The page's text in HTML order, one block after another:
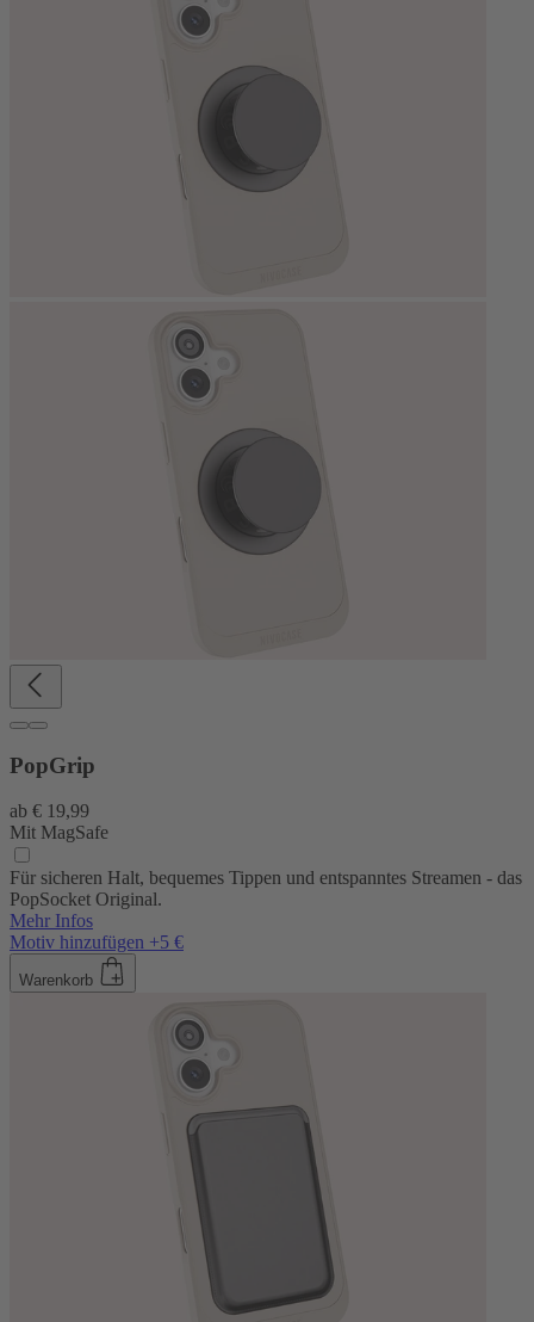
PopGrip
ab € 19,99
Mit MagSafe
Für sicheren Halt, bequemes Tippen und entspanntes Streamen - das
PopSocket Original.
Mehr Infos
Motiv hinzufügen +5 €
Warenkorb